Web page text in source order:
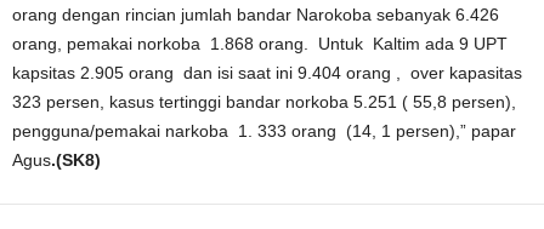
orang dengan rincian jumlah bandar Narokoba sebanyak 6.426
orang, pemakai norkoba 1.868 orang. Untuk Kaltim ada 9 UPT
kapsitas 2.905 orang dan isi saat ini 9.404 orang , over kapasitas
323 persen, kasus tertinggi bandar norkoba 5.251 ( 55,8 persen),
pengguna/pemakai narkoba 1. 333 orang (14, 1 persen),” papar
Agus.(SK8)